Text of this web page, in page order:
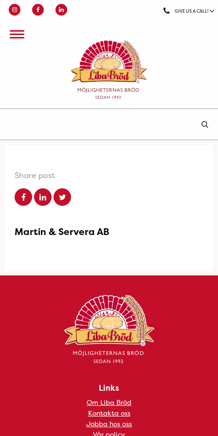
GIVE US A CALL!
Share post
Martin & Servera AB
Links
Om Liba Bröd
Kontakta oss
Jobba hos oss